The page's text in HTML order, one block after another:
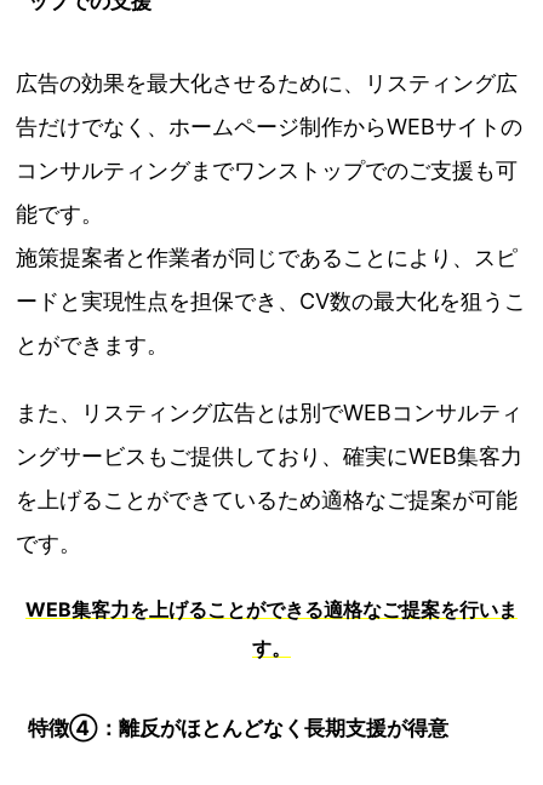
広告の効果を最大化させるために、リスティング広
告だけでなく、ホームページ制作からWEBサイトの
コンサルティングまでワンストップでのご支援も可
能です。
施策提案者と作業者が同じであることにより、スピ
ードと実現性点を担保でき、CV数の最大化を狙うこ
とができます。
また、リスティング広告とは別でWEBコンサルティ
ングサービスもご提供しており、確実にWEB集客力
を上げることができているため適格なご提案が可能
です。
WEB集客力を上げることができる適格なご提案を行いま
す。
特徴④：離反がほとんどなく長期支援が得意